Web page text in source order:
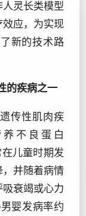
灵长类模型
应，为实现
新的技术路
的疾病之一
传性肌肉疾
不良蛋白
在儿童时期发
并随着病情
衰竭或心力
婴发病率约